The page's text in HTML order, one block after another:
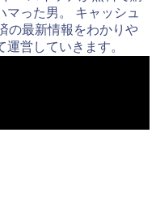
マった男。 キャッシュ
の最新情報をわかりや
営していきます。